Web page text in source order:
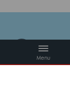
Menu